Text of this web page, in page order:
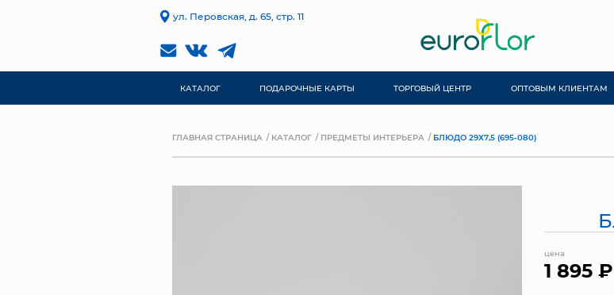
ул. Перовская, д. 65, стр. 11
КАТАЛОГ ПОДАРОЧНЫЕ КАРТЫ ТОРГОВЫЙ ЦЕНТР ОПТОВЫМ КЛИЕНТАМ
ГЛАВНАЯ СТРАНИЦА КАТАЛОГ ПРЕДМЕТЫ ИНТЕРЬЕРА БЛЮДО 29Х7,5 (695-080)
цена
1 895 ₽